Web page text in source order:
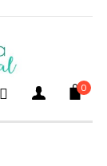
0